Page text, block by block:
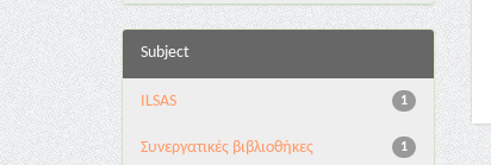
Subject
1
ILSAS
1
Συνεργατικές βιβλιοθήκες